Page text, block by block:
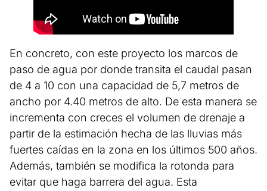
En concreto, con este proyecto los marcos de
paso de agua por donde transita el caudal pasan
de 4 a 10 con una capacidad de 5,7 metros de
ancho por 4.40 metros de alto. De esta manera se
incrementa con creces el volumen de drenaje a
partir de la estimación hecha de las lluvias más
fuertes caídas en la zona en los últimos 500 años.
Además, también se modifica la rotonda para
evitar que haga barrera del agua. Esta